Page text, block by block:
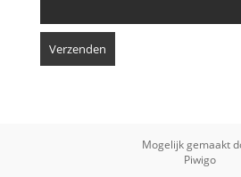
Mogelijk gemaakt
Piwigo